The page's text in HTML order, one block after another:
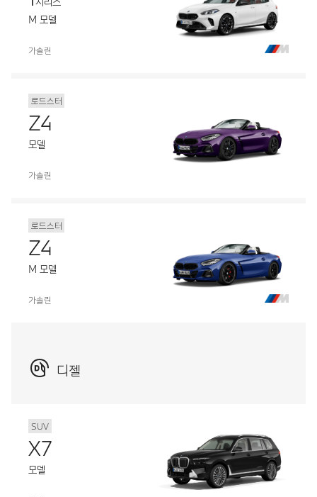
M 모델
가솔린
로드스터
Z4
모델
가솔린
로드스터
Z4
M 모델
가솔린
디젤
SUV
X7
모델